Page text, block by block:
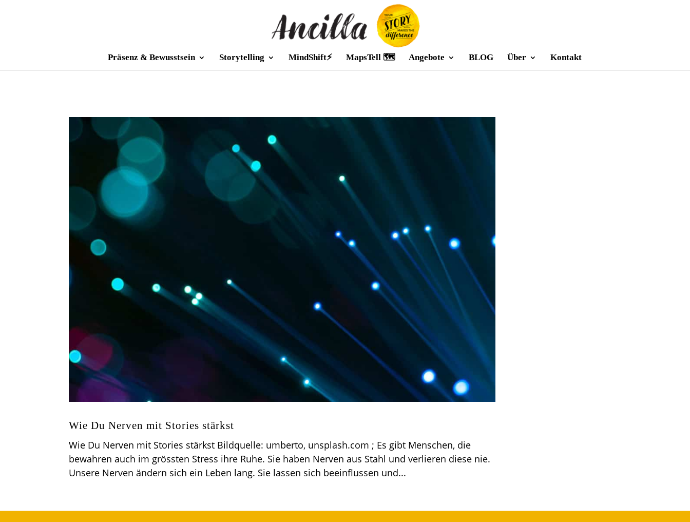
Präsenz & Bewusstsein Storytelling MindShift⚡ MapsTell 🗺️ Angebote BLOG Über Kontakt
Wie Du Nerven mit Stories stärkst
Wie Du Nerven mit Stories stärkst Bildquelle: umberto, unsplash.com ; Es gibt Menschen, die
bewahren auch im grössten Stress ihre Ruhe. Sie haben Nerven aus Stahl und verlieren diese nie.
Unsere Nerven ändern sich ein Leben lang. Sie lassen sich beeinflussen und...